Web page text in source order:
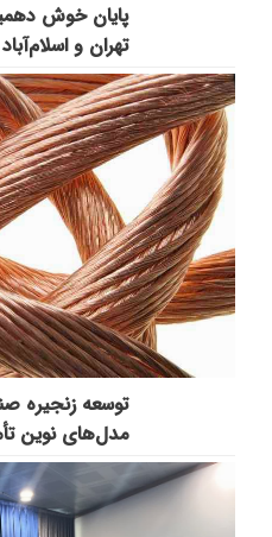
پایان خوش
تهران و
توسعه زنجیره
مدل‌های نوین